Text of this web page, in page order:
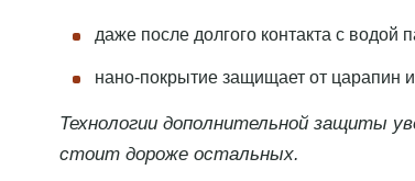
даже после долгого контакта с
нано-покрытие защищает от царапин
Технологии дополнительной защиты
стоит дороже остальных.